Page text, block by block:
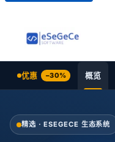
优惠 −30% 概览
精选 · ESEGECE 生态系统